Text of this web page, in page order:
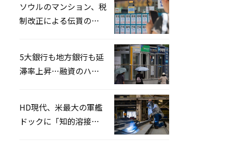
ソウルのマンション、税
制改正による伝貰の月
5大銀行も地方銀行も延
滞率上昇…融資のハー
HD現代、米最大の軍艦
ドックに「知的溶接」